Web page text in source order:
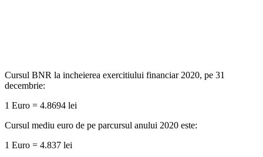
Cursul BNR la incheierea exercitiului financiar 2020, pe 31
decembrie:
1 Euro = 4.8694 lei
Cursul mediu euro de pe parcursul anului 2020 este:
1 Euro = 4.837 lei